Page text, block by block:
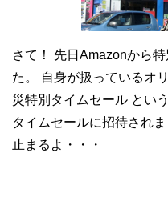
さて！ 先日Amazonから
た。 自身が扱っているオ
災特別タイムセール とい
タイムセールに招待され
止まるよ・・・